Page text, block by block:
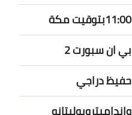
11:00بتوقيت مكة
بي ان سبورت 2
حفيظ دراجي